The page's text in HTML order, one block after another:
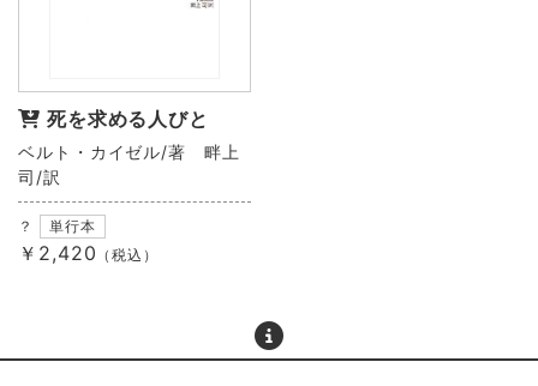
死を求める人びと
ベルト・カイゼル/著 畔上
司/訳
？ 単行本
￥2,420 （税込）